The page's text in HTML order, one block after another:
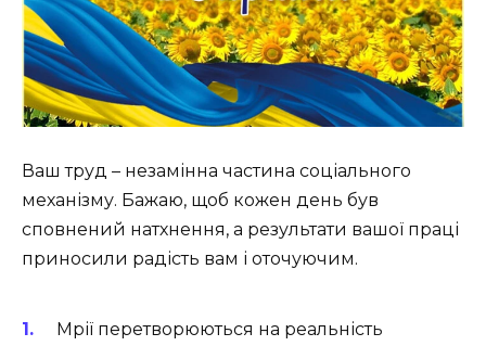
Ваш труд – незамінна частина соціального
механізму. Бажаю, щоб кожен день був
сповнений натхнення, а результати вашої праці
приносили радість вам і оточуючим.
Мрії перетворюються на реальність